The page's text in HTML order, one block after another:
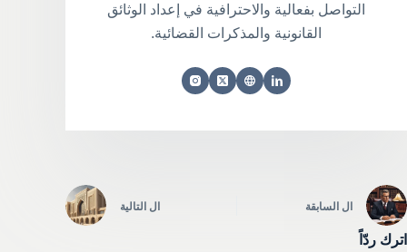
التواصل بفعالية والاحترافية في إعداد الوثائق
القانونية والمذكرات القضائية.
ال السابقة ال التالية
اترك ردّاً